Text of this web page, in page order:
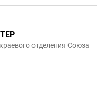
отделения Союза